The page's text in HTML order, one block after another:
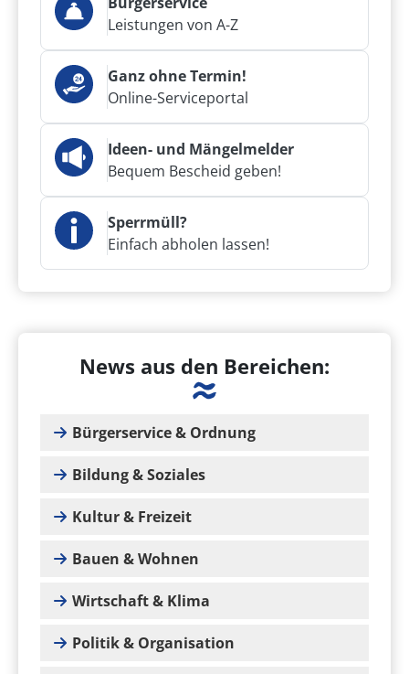
Leistungen von A-Z
Ganz ohne Termin!
Online-Serviceportal
Ideen- und Mängelmelder
Bequem Bescheid geben!
Sperrmüll?
Einfach abholen lassen!
News aus den Bereichen:
Bürgerservice & Ordnung
Bildung & Soziales
Kultur & Freizeit
Bauen & Wohnen
Wirtschaft & Klima
Politik & Organisation